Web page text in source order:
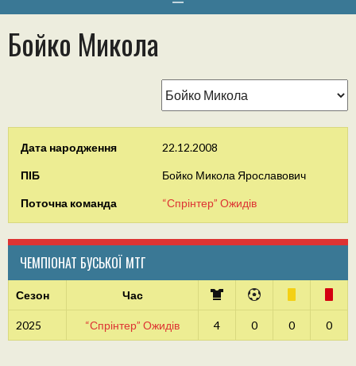
Бойко Микола
Дата народження 22.12.2008
ПІБ Бойко Микола Ярославович
Поточна команда “Спрінтер” Ожидів
ЧЕМПІОНАТ БУСЬКОЇ МТГ
Сезон Час
2025 “Спрінтер” Ожидів 4 0 0 0